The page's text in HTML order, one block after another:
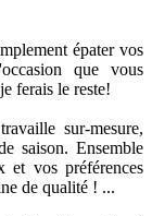
épater vos
que vous
ferais le reste!
sur-mesure,
saison. Ensemble
et vos préférences
de qualité ! ...